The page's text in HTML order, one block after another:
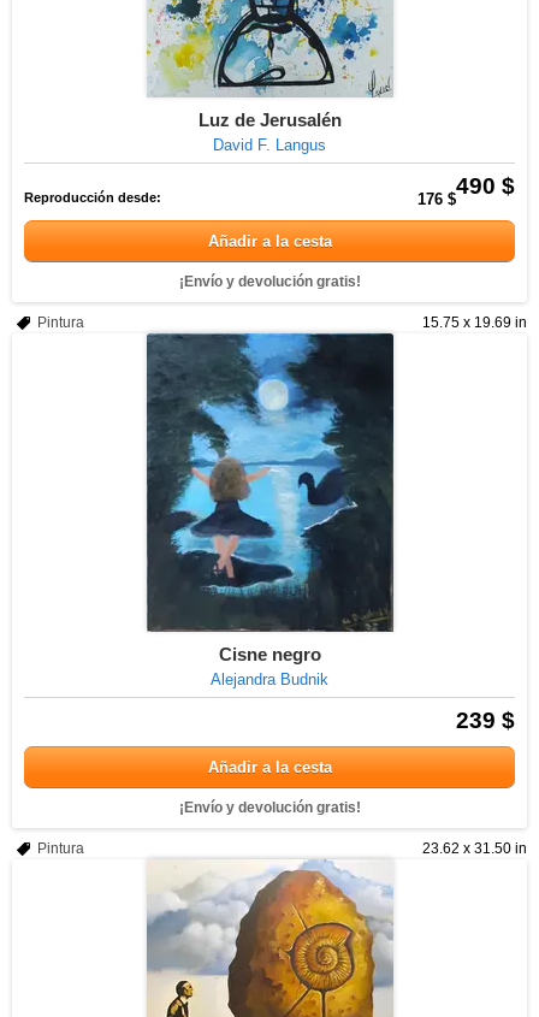
Luz de Jerusalén
David F. Langus
490 $
Reproducción desde: 176 $
Añadir a la cesta
¡Envío y devolución gratis!
15.75 x 19.69 in
Pintura
Cisne negro
Alejandra Budnik
239 $
Añadir a la cesta
¡Envío y devolución gratis!
23.62 x 31.50 in
Pintura